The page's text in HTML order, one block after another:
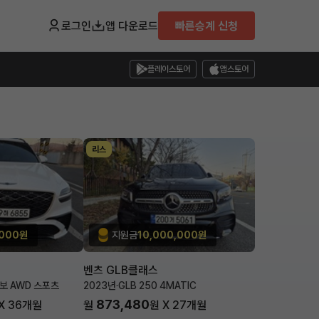
로그인 앱 다운로드 빠른승계 신청
플레이스토어 앱스토어
원
AWD 스포츠
36개월
리스
지원금10,000,000원
벤츠 GLB클래스
2023년·GLB 250 4MATIC
월 873,480원 X 27개월